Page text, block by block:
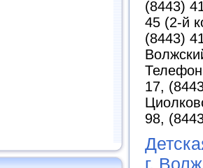
(8443)
45 (2-й
(8443)
17,
98,
г.